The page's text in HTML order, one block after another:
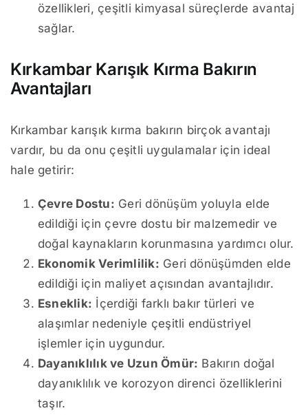
özellikleri, çeşitli kimyasal süreçlerde avantaj
sağlar.
Kırkambar Karışık Kırma Bakırın
Avantajları
Kırkambar karışık kırma bakırın birçok avantajı
vardır, bu da onu çeşitli uygulamalar için ideal
hale getirir:
Çevre Dostu: Geri dönüşüm yoluyla elde
edildiği için çevre dostu bir malzemedir ve
doğal kaynakların korunmasına yardımcı olur.
Ekonomik Verimlilik: Geri dönüşümden elde
edildiği için maliyet açısından avantajlıdır.
Esneklik: İçerdiği farklı bakır türleri ve
alaşımlar nedeniyle çeşitli endüstriyel
işlemler için uygundur.
Dayanıklılık ve Uzun Ömür: Bakırın doğal
dayanıklılık ve korozyon direnci özelliklerini
taşır.